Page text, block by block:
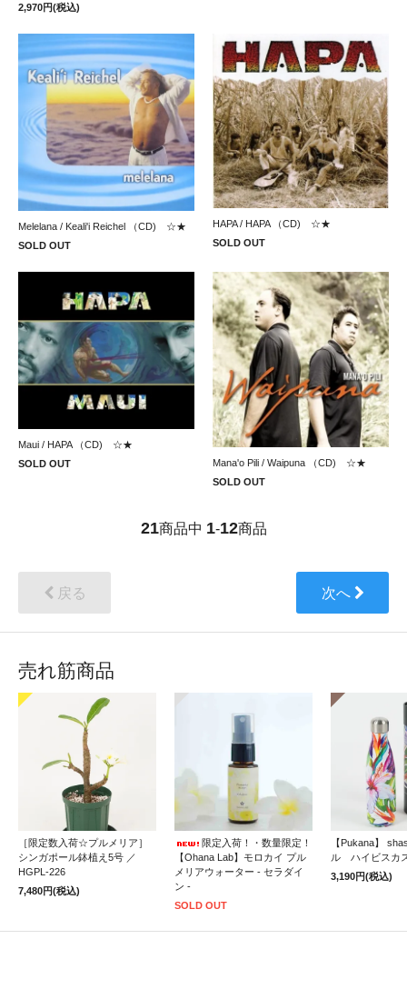
2,970円(税込)
Melelana / Keali'i Reichel （CD) ☆★
SOLD OUT
HAPA / HAPA （CD) ☆★
SOLD OUT
Maui / HAPA （CD) ☆★
SOLD OUT
Mana'o Pili / Waipuna （CD) ☆★
SOLD OUT
21商品中 1-12商品
戻る 次へ
売れ筋商品
［限定数入荷☆プルメリア］
シンガポール鉢植え5号 ／
HGPL-226
7,480円(税込)
限定入荷！・数量限定！
【Ohana Lab】モロカイ プル
メリアウォーター - セラダイ
ン -
SOLD OUT
【Pukana】
ル ハイビスカ
3,190円(税込)